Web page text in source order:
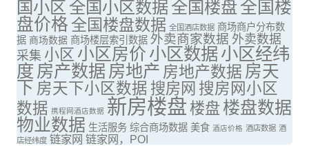
国小区 全国小区数据全国楼盘全国楼
盘价格 全国楼盘数据 全国酒店数据 商场商户分布数
据 商场数据 商场楼层索引数据 外卖商家数据 外卖数据
采集 小区 小区房价 小区数据小区经纬
度 房产数据 房地产 房地产数据 房天
下 房天下小区数据 搜房网 搜房网小区
数据 携程网酒店数据 新房楼盘 楼盘 楼盘数据
物业数据 生活服务 综合商场数据 美食 酒店价格 酒店数据 酒
店经纬度 链家网 链家网，POI